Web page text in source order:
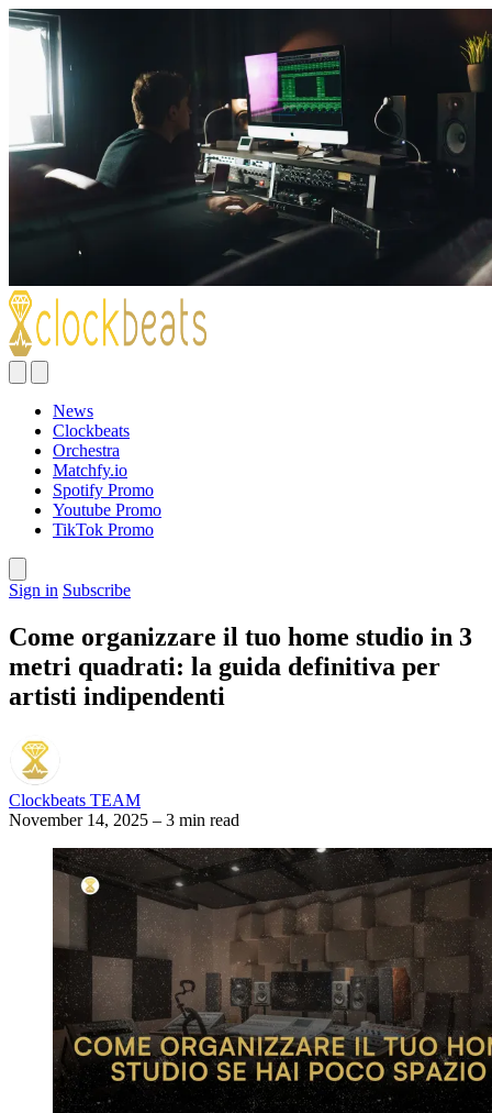
News
Clockbeats
Orchestra
Matchfy.io
Spotify Promo
Youtube Promo
TikTok Promo
Sign in Subscribe
Come organizzare il tuo home studio in 3
metri quadrati: la guida definitiva per
artisti indipendenti
Clockbeats TEAM
November 14, 2025 – 3 min read